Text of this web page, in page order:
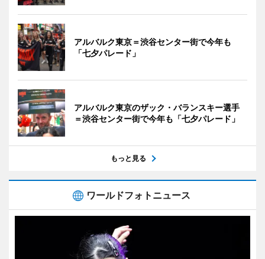
アルバルク東京＝渋谷センター街で今年も
「七夕パレード」
アルバルク東京のザック・バランスキー選手
＝渋谷センター街で今年も「七夕パレード」
もっと見る
ワールドフォトニュース